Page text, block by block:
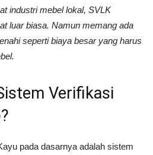
industri mebel lokal, SVLK
luar biasa. Namun memang ada
seperti biaya besar yang harus
Verifikasi
pada dasarnya adalah sistem